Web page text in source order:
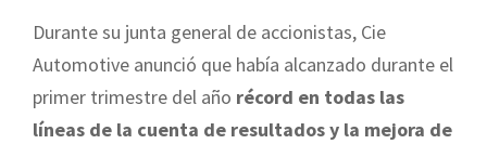
Durante su junta general de accionistas, Cie
Automotive anunció que había alcanzado durante el
primer trimestre del año récord en todas las
líneas de la cuenta de resultados y la mejora de